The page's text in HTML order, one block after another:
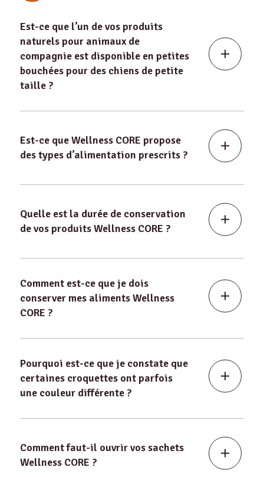
Est-ce que l’un de vos produits
naturels pour animaux de
compagnie est disponible en petites
bouchées pour des chiens de petite
taille ?
Est-ce que Wellness CORE propose
des types d’alimentation prescrits ?
Quelle est la durée de conservation
de vos produits Wellness CORE ?
Comment est-ce que je dois
conserver mes aliments Wellness
CORE ?
Pourquoi est-ce que je constate que
certaines croquettes ont parfois
une couleur différente ?
Comment faut-il ouvrir vos sachets
Wellness CORE ?